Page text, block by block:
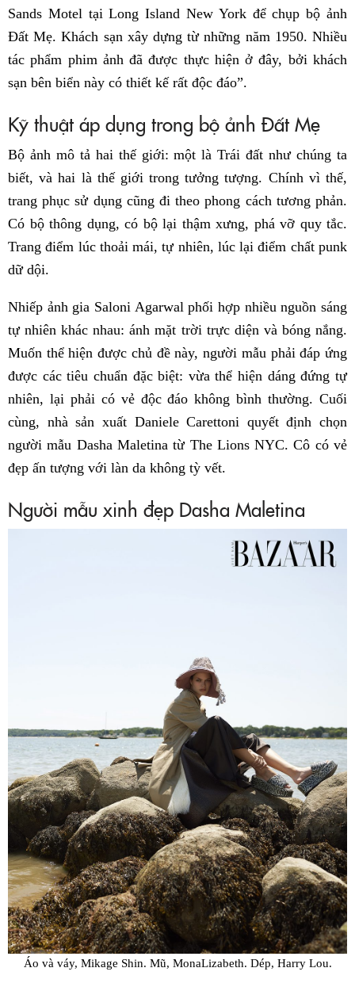
Sands Motel tại Long Island New York để chụp bộ ảnh
Đất Mẹ. Khách sạn xây dựng từ những năm 1950. Nhiều
tác phẩm phim ảnh đã được thực hiện ở đây, bởi khách
sạn bên biển này có thiết kế rất độc đáo”.
Kỹ thuật áp dụng trong bộ ảnh Đất Mẹ
Bộ ảnh mô tả hai thế giới: một là Trái đất như chúng ta
biết, và hai là thế giới trong tưởng tượng. Chính vì thế,
trang phục sử dụng cũng đi theo phong cách tương phản.
Có bộ thông dụng, có bộ lại thậm xưng, phá vỡ quy tắc.
Trang điểm lúc thoải mái, tự nhiên, lúc lại điểm chất punk
dữ dội.
Nhiếp ảnh gia Saloni Agarwal phối hợp nhiều nguồn sáng
tự nhiên khác nhau: ánh mặt trời trực diện và bóng nắng.
Muốn thể hiện được chủ đề này, người mẫu phải đáp ứng
được các tiêu chuẩn đặc biệt: vừa thể hiện dáng đứng tự
nhiên, lại phải có vẻ độc đáo không bình thường. Cuối
cùng, nhà sản xuất Daniele Carettoni quyết định chọn
người mẫu Dasha Maletina từ The Lions NYC. Cô có vẻ
đẹp ấn tượng với làn da không tỳ vết.
Người mẫu xinh đẹp Dasha Maletina
Áo và váy, Mikage Shin. Mũ, MonaLizabeth. Dép, Harry Lou.